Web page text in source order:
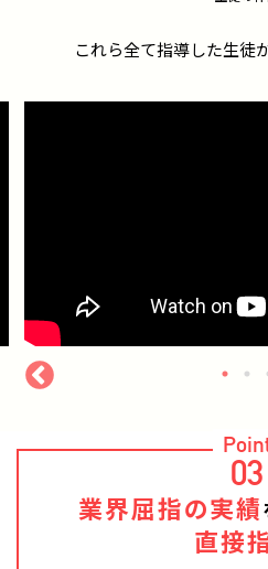
これら全て指導した生徒
03
業界屈指の実績
直接